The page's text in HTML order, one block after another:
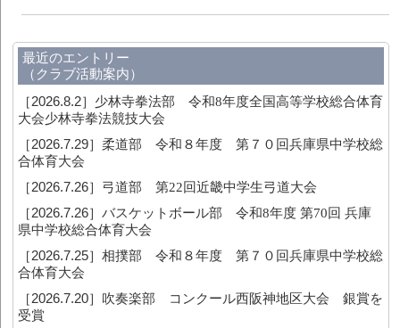
最近のエントリー
（クラブ活動案内）
［2026.8.2］ 少林寺拳法部 令和8年度全国高等学校総合体育
大会少林寺拳法競技大会
［2026.7.29］柔道部 令和８年度 第７０回兵庫県中学校総
合体育大会
［2026.7.26］ 弓道部 第22回近畿中学生弓道大会
［2026.7.26］バスケットボール部 令和8年度 第70回 兵庫
県中学校総合体育大会
［2026.7.25］相撲部 令和８年度 第７０回兵庫県中学校総
合体育大会
［2026.7.20］ 吹奏楽部 コンクール西阪神地区大会 銀賞を
受賞